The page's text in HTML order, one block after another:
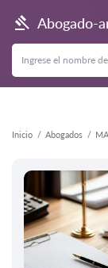
Abogado-
Inicio Abogados
Atrás